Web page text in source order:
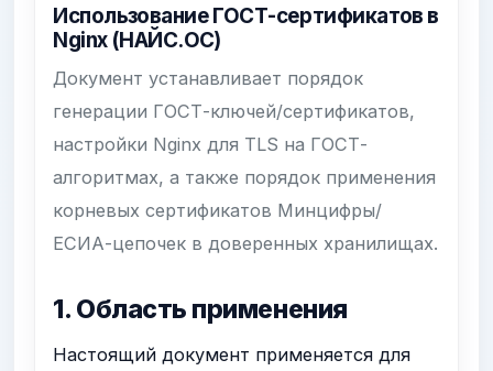
Использование ГОСТ-сертификатов в
Nginx (НАЙС.ОС)
Документ устанавливает порядок
генерации ГОСТ-ключей/сертификатов,
настройки Nginx для TLS на ГОСТ-
алгоритмах, а также порядок применения
корневых сертификатов Минцифры/
ЕСИА-цепочек в доверенных хранилищах.
1. Область применения
Настоящий документ применяется для